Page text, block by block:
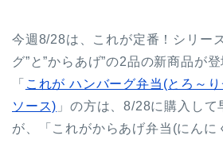
今週8/28は、これが定番！シリー
グ”と”からあげ”の2品の新商品が
「 これが ハンバーグ弁当(とろ～
ソース) 」の方は、8/28に購入し
が、「これがからあげ弁当(にんに